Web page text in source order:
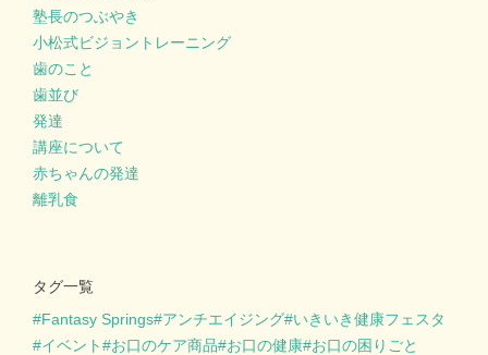
塾長のつぶやき
小松式ビジョントレーニング
歯のこと
歯並び
発達
講座について
赤ちゃんの発達
離乳食
タグ一覧
Fantasy Springs アンチエイジング いきいき健康フェスタ
イベント
お口のケア商品 お口の健康 お口の困りごと